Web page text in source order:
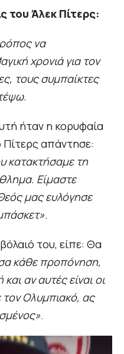
του Άλεκ Πίτερς:
να
χρονιά για τον
τους συμπαίκτες
ήταν η κορυφαία
Πίτερς απάντησε:
κατακτήσαμε τη
Είμαστε
μας ευλόγησε
του, είπε: Θα
κάθε προπόνηση,
αν αυτές είναι οι
τον Ολυμπιακό, ας
.